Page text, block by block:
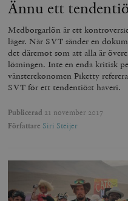
Ännu ett
Medborgarlön är ett
läger. När SVT sänder en
det däremot som att alla är
lösningen. Inte en enda kritisk
vänsterekonomen Piketty
SVT för ett tendentiöst haveri.
Publicerad 21 november 2017
Författare Siri Steijer